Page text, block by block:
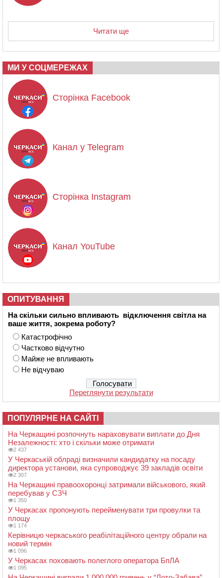
Читати ще
МИ У СОЦМЕРЕЖАХ
Сторінка Facebook
Канал у Telegram
Сторінка Instagram
Канал YouTube
ОПИТУВАННЯ
На скільки сильно впливають відключення світла на
ваше життя, зокрема роботу?
Катастрофічно
Частково відчутно
Майже не впливають
Не відчуваю
Переглянути результати
ПОПУЛЯРНЕ НА САЙТІ
На Черкащині розпочнуть нараховувати виплати до Дня
Незалежності: хто і скільки може отримати
2 437
У Черкаській облраді визначили кандидатку на посаду
директора установи, яка супроводжує 39 закладів освіти
2 307
На Черкащині правоохоронці затримали військового, який
перебував у СЗЧ
1 350
У Черкасах пропонують перейменувати три провулки та
площу
1 174
Керівницю черкаського реабілітаційного центру обрали на
новий термін
1 096
У Черкасах поховають полеглого оператора БпЛА
1 095